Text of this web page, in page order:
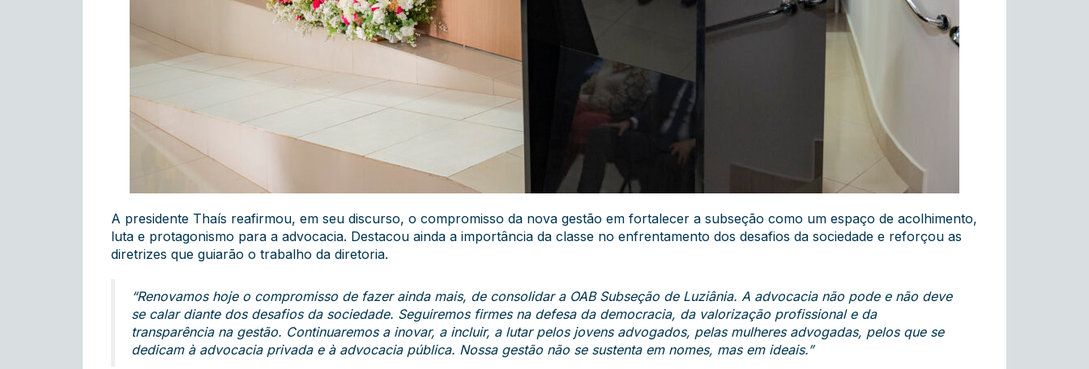
A presidente Thaís reafirmou, em seu discurso, o compromisso da nova gestão em fortalecer a subseção como um espaço de acolhimento,
luta e protagonismo para a advocacia. Destacou ainda a importância da classe no enfrentamento dos desafios da sociedade e reforçou as
diretrizes que guiarão o trabalho da diretoria.
“Renovamos hoje o compromisso de fazer ainda mais, de consolidar a OAB Subseção de Luziânia. A advocacia não pode e não deve
se calar diante dos desafios da sociedade. Seguiremos firmes na defesa da democracia, da valorização profissional e da
transparência na gestão. Continuaremos a inovar, a incluir, a lutar pelos jovens advogados, pelas mulheres advogadas, pelos que se
dedicam à advocacia privada e à advocacia pública. Nossa gestão não se sustenta em nomes, mas em ideais.”